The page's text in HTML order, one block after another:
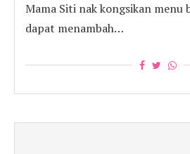
Mama Siti nak kongsikan menu
dapat menambah…